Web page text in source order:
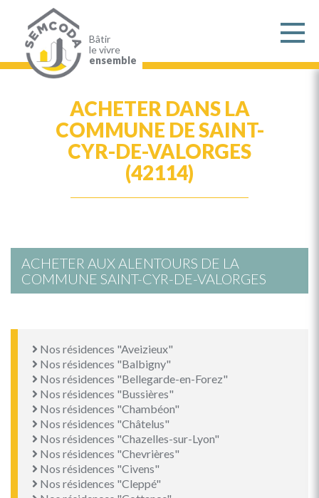
contenu
principal
Bâtir
le vivre
ensemble
ACHETER DANS LA
COMMUNE DE SAINT-
CYR-DE-VALORGES
(42114)
ACHETER AUX ALENTOURS DE LA
COMMUNE SAINT-CYR-DE-VALORGES
Nos résidences "Aveizieux"
Nos résidences "Balbigny"
Nos résidences "Bellegarde-en-Forez"
Nos résidences "Bussières"
Nos résidences "Chambéon"
Nos résidences "Châtelus"
Nos résidences "Chazelles-sur-Lyon"
Nos résidences "Chevrières"
Nos résidences "Civens"
Nos résidences "Cleppé"